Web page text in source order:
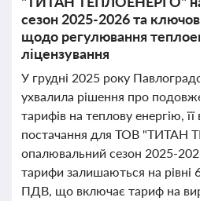
сезон 2025-2026 та
щодо регулювання
ліцензування
У грудні 2025 року
ухвалила рішення про
тарифів на теплову енергію,
постачання для ТОВ "ТИТАН
опалювальний сезон 2025-
тарифи залишаються на рівні
ПДВ, що включає тариф на